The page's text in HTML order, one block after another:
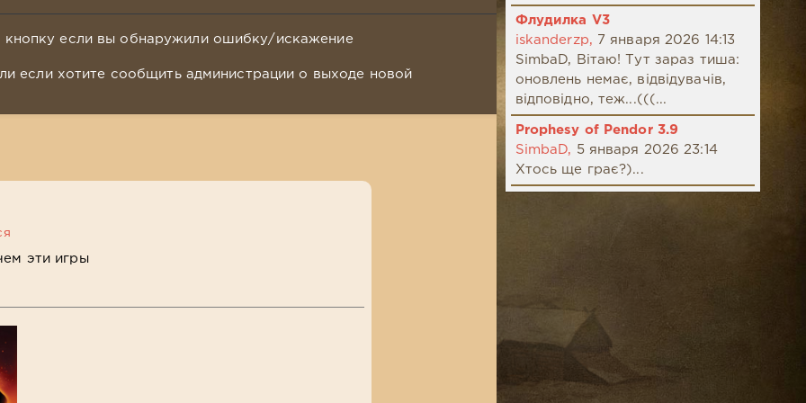
кнопку если вы обнаружили ошибку/искажение
если хотите сообщить администрации о выходе новой
эти игры
Флудилка V3
iskanderzp,
7 января 2026 14:13
SimbaD, Вітаю! Тут зараз тиша:
оновлень немає, відвідувачів,
відповідно, теж...(((...
Prophesy of Pendor 3.9
SimbaD,
5 января 2026 23:14
Хтось ще грає?)...